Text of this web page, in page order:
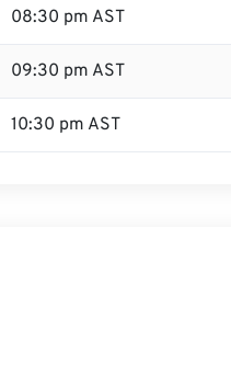
08:30 pm AST
09:30 pm AST
10:30 pm AST